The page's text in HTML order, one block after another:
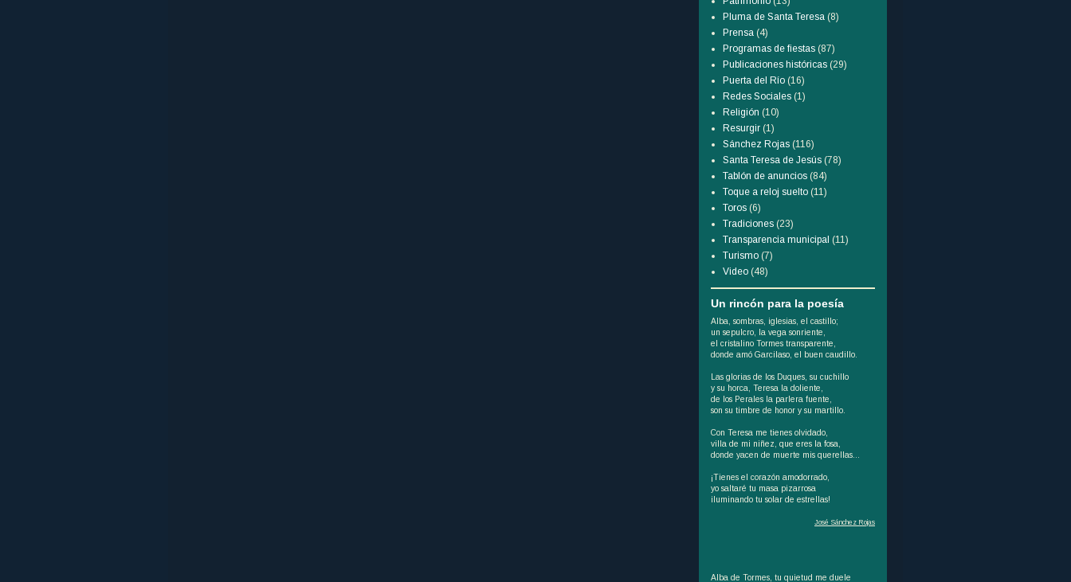
Pluma de Santa Teresa (8)
Prensa (4)
Programas de fiestas (87)
Publicaciones históricas (29)
Puerta del Río (16)
Redes Sociales (1)
Religión (10)
Resurgir (1)
Sánchez Rojas (116)
Santa Teresa de Jesús (78)
Tablón de anuncios (84)
Toque a reloj suelto (11)
Toros (6)
Tradiciones (23)
Transparencia municipal (11)
Turismo (7)
Video (48)
Un rincón para la poesía
Alba, sombras, iglesias, el castillo;
un sepulcro, la vega sonriente,
el cristalino Tormes transparente,
donde amó Garcilaso, el buen caudillo.
Las glorias de los Duques, su cuchillo
y su horca, Teresa la doliente,
de los Perales la parlera fuente,
son su timbre de honor y su martillo.
Con Teresa me tienes olvidado,
villa de mi niñez, que eres la fosa,
donde yacen de muerte mis querellas...
¡Tienes el corazón amodorrado,
yo saltaré tu masa pizarrosa
iluminando tu solar de estrellas!
José Sánchez Rojas
Alba de Tormes, tu quietud me duele